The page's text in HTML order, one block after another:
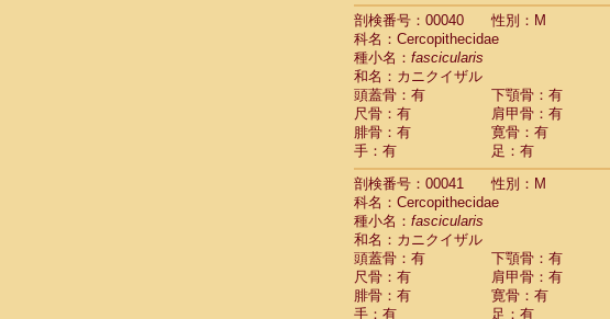
Pitheciidae Pithecia pithecia
Cercopithecidae
Cercopithecidae
Cercopithecidae
Cercopithecidae
Cercopithecidae
Cercopithecidae
Cercopithecidae
Cercopithecidae
Cercopithecidae
Cercopithecidae Papio
Cercopithecidae Papio
CercopithecidaePapio
CercopithecidaePapio
CercopithecidaeMandrillus
CercopithecidaeMandrillus
剖検番号：00040
性別：M
科名：Cercopithecidae
種小名： fascicularis
和名：カニクイザル
頭蓋骨：有
下顎骨：有
尺骨：有
肩甲骨：有
腓骨：有
寛骨：有
手：有
足：有
剖検番号：00041
性別：M
科名：Cercopithecidae
種小名： fascicularis
和名：カニクイザル
頭蓋骨：有
下顎骨：有
尺骨：有
肩甲骨：有
腓骨：有
寛骨：有
手：有
足：有